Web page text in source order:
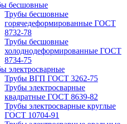
бесшовные
Трубы бесшовные
горячедеформированные ГОСТ
8732-78
Трубы бесшовные
холоднодеформированные ГОСТ
8734-75
электросварные
Трубы ВГП ГОСТ 3262-75
Трубы электросварные
квадратные ГОСТ 8639-82
Трубы электросварные круглые
ГОСТ 10704-91